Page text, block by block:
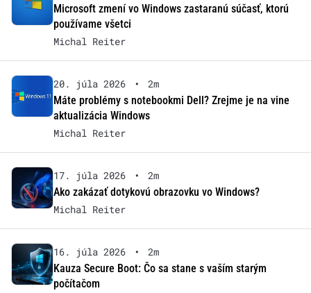
Microsoft zmení vo Windows zastaranú súčasť, ktorú
používame všetci
Michal Reiter
20. júla 2026 •
2m
Máte problémy s notebookmi Dell? Zrejme je na vine
aktualizácia Windows
Michal Reiter
17. júla 2026 •
2m
Ako zakázať dotykovú obrazovku vo Windows?
Michal Reiter
16. júla 2026 •
2m
Kauza Secure Boot: Čo sa stane s vaším starým
počítačom